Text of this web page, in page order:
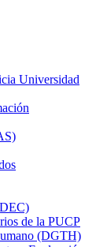
Universidad
de la PUCP
(DGTH)